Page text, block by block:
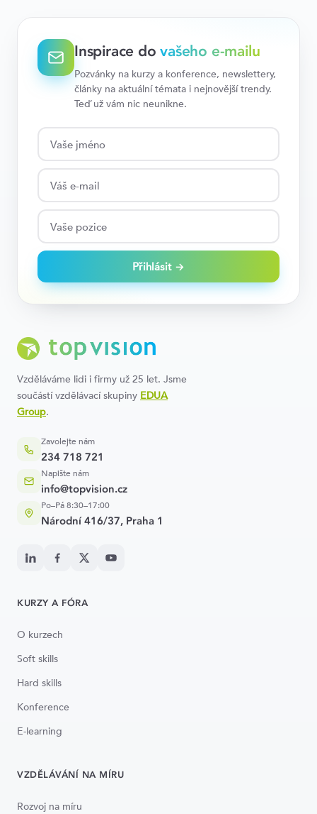
Inspirace dovašeho e-mailu
Pozvánky na kurzy a konference, newslettery,
články na aktuální témata i nejnovější trendy.
Teď už vám nic neunikne.
Přihlásit →
Vzděláváme lidi i firmy už 25 let. Jsme
součástí vzdělávací skupiny EDUA
Group.
Zavolejte nám
234 718 721
Napište nám
info@topvision.cz
Po–Pá 8:30–17:00
Národní 416/37, Praha 1
KURZY A FÓRA
O kurzech
Soft skills
Hard skills
Konference
E-learning
VZDĚLÁVÁNÍ NA MÍRU
Rozvoj na míru